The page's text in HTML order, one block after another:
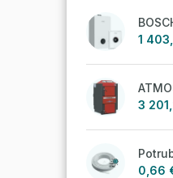
1
3
0,66